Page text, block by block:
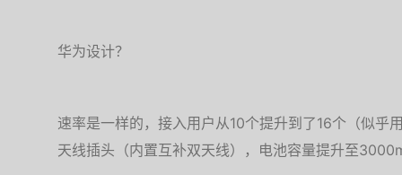
华为设计？
速率是一样的，接入用户从10个提升到了16个（似乎
天线插头（内置互补双天线），电池容量提升至